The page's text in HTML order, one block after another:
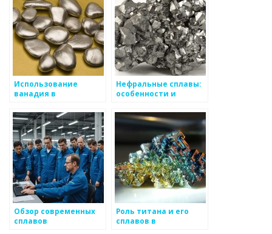
Использование
ванадия в
и в составе
специальных сплавов
Нефральные сплавы:
особенности и
Обзор современных
сплавов
Роль титана и его
сплавов в